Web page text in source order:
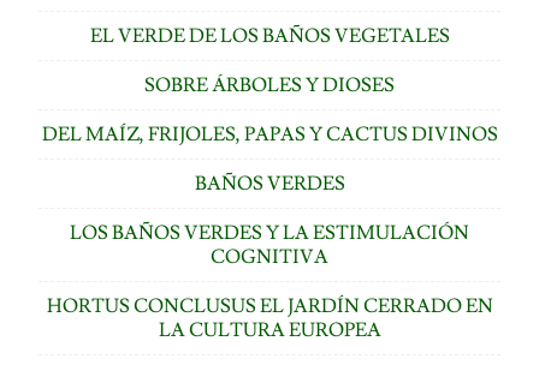
EL VERDE DE LOS BAÑOS VEGETALES
SOBRE ÁRBOLES Y DIOSES
DEL MAÍZ, FRIJOLES, PAPAS Y CACTUS DIVINOS
BAÑOS VERDES
LOS BAÑOS VERDES Y LA ESTIMULACIÓN
COGNITIVA
HORTUS CONCLUSUS EL JARDÍN CERRADO EN
LA CULTURA EUROPEA